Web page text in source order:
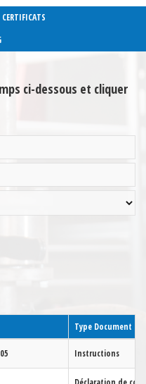
CERTIFICATS
ci-dessous et cliquer
Type Document
Instructions